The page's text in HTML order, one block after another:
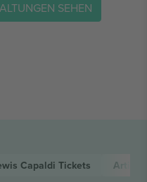
SEHEN
Capaldi Tickets